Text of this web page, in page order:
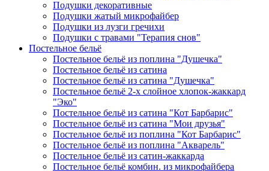
Подушки декоративные
Подушки жатый микрофайбер
Подушки из лузги гречихи
Подушки с травами "Терапия снов"
Постельное бельё
Постельное бельё из поплина "Душечка"
Постельное бельё из сатина
Постельное бельё из сатина "Душечка"
Постельное бельё 2-х слойное хлопок-жаккард
"Эко"
Постельное бельё из сатина "Кот Барбарис"
Постельное бельё из сатина "Мои друзья"
Постельное бельё из поплина "Кот Барбарис"
Постельное бельё из поплина "Акварель"
Постельное бельё из сатин-жаккарда
Постельное бельё комбин. из микрофайбера